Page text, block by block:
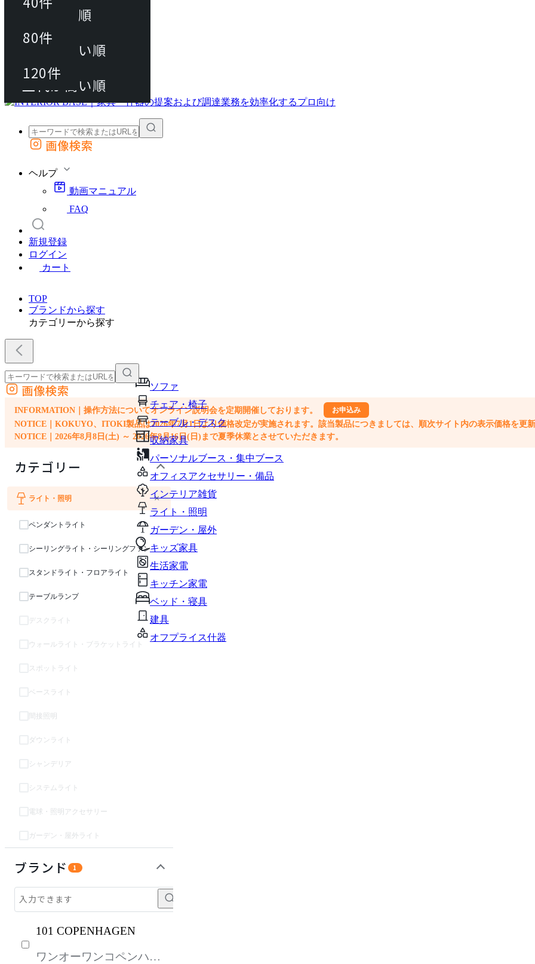
動画マニュアル
FAQ
カート
外部サイトの商品をカートに追加
画像検索
ヘルプ
動画マニュアル
FAQ
新規登録
ログイン
カート
TOP
ブランドから探す
カテゴリーから探す
ソファ
チェア・椅子
テーブル・デスク
収納家具
パーソナルブース・集中ブース
オフィスアクセサリー・備品
インテリア雑貨
ライト・照明
ガーデン・屋外
キッズ家具
生活家電
キッチン家電
ベッド・寝具
建具
オフプライス什器
外部サイトの商品をカートに追加
他のサイトで見つけた商品ページのURLを貼り付けて、カートに追加できます
画像検索
INFORMATION｜操作方法についてオンライン説明会を定期開催しております。 お申込み
NOTICE｜KOKUYO、ITOKI製品は2026年7月1日より価格改定が実施されます。該当製品につきましては、順次サイト内の表示価格を更新
NOTICE｜2026年8月8日(土) ～ 2026年8月16日(日)まで夏季休業とさせていただきます。
カテゴリー
ソファ
チェア・椅子
テーブル・デスク
収納家具
インテリア雑貨
ライト・照明 ×
ペンダントライト
シーリングライト・シーリングファン
スタンドライト・フロアライト
テーブルランプ
デスクライト
ウォールライト・ブラケットライト
スポットライト
ベースライト
間接照明
ダウンライト
シャンデリア
システムライト
電球・照明アクセサリー
ガーデン・屋外ライト
ブランド 1
101 COPENHAGEN
ワンオーワンコペンハー
80件
120件
おすすめ順
上代が安い順
上代が高い順
80件
120件